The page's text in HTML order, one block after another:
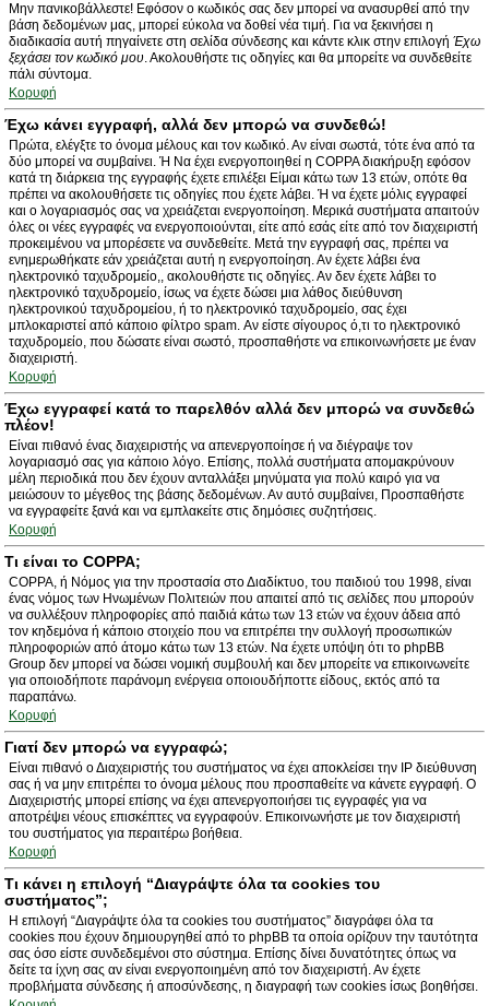
Μην πανικοβάλλεστε! Εφόσον ο κωδικός σας δεν μπορεί να ανασυρθεί από την
βάση δεδομένων μας, μπορεί εύκολα να δοθεί νέα τιμή. Για να ξεκινήσει η
διαδικασία αυτή πηγαίνετε στη σελίδα σύνδεσης και κάντε κλικ στην επιλογή Έχω
ξεχάσει τον κωδικό μου. Ακολουθήστε τις οδηγίες και θα μπορείτε να συνδεθείτε
πάλι σύντομα.
Κορυφή
Έχω κάνει εγγραφή, αλλά δεν μπορώ να συνδεθώ!
Πρώτα, ελέγξτε το όνομα μέλους και τον κωδικό. Αν είναι σωστά, τότε ένα από τα
δύο μπορεί να συμβαίνει. Ή Να έχει ενεργοποιηθεί η COPPA διακήρυξη εφόσον
κατά τη διάρκεια της εγγραφής έχετε επιλέξει Είμαι κάτω των 13 ετών, οπότε θα
πρέπει να ακολουθήσετε τις οδηγίες που έχετε λάβει. Ή να έχετε μόλις εγγραφεί
και ο λογαριασμός σας να χρειάζεται ενεργοποίηση. Μερικά συστήματα απαιτούν
όλες οι νέες εγγραφές να ενεργοποιούνται, είτε από εσάς είτε από τον διαχειριστή
προκειμένου να μπορέσετε να συνδεθείτε. Μετά την εγγραφή σας, πρέπει να
ενημερωθήκατε εάν χρειάζεται αυτή η ενεργοποίηση. Αν έχετε λάβει ένα
ηλεκτρονικό ταχυδρομείο,, ακολουθήστε τις οδηγίες. Αν δεν έχετε λάβει το
ηλεκτρονικό ταχυδρομείο, ίσως να έχετε δώσει μια λάθος διεύθυνση
ηλεκτρονικού ταχυδρομείου, ή το ηλεκτρονικό ταχυδρομείο, σας έχει
μπλοκαριστεί από κάποιο φίλτρο spam. Αν είστε σίγουρος ό,τι το ηλεκτρονικό
ταχυδρομείο, που δώσατε είναι σωστό, προσπαθήστε να επικοινωνήσετε με έναν
διαχειριστή.
Κορυφή
Έχω εγγραφεί κατά το παρελθόν αλλά δεν μπορώ να συνδεθώ
πλέον!
Είναι πιθανό ένας διαχειριστής να απενεργοποίησε ή να διέγραψε τον
λογαριασμό σας για κάποιο λόγο. Επίσης, πολλά συστήματα απομακρύνουν
μέλη περιοδικά που δεν έχουν ανταλλάξει μηνύματα για πολύ καιρό για να
μειώσουν το μέγεθος της βάσης δεδομένων. Αν αυτό συμβαίνει, Προσπαθήστε
να εγγραφείτε ξανά και να εμπλακείτε στις δημόσιες συζητήσεις.
Κορυφή
Τι είναι το COPPA;
COPPA, ή Νόμος για την προστασία στο Διαδίκτυο, του παιδιού του 1998, είναι
ένας νόμος των Ηνωμένων Πολιτειών που απαιτεί από τις σελίδες που μπορούν
να συλλέξουν πληροφορίες από παιδιά κάτω των 13 ετών να έχουν άδεια από
τον κηδεμόνα ή κάποιο στοιχείο που να επιτρέπει την συλλογή προσωπικών
πληροφοριών από άτομο κάτω των 13 ετών. Να έχετε υπόψη ότι το phpBB
Group δεν μπορεί να δώσει νομική συμβουλή και δεν μπορείτε να επικοινωνείτε
για οποιοδήποτε παράνομη ενέργεια οποιουδήποττε είδους, εκτός από τα
παραπάνω.
Κορυφή
Γιατί δεν μπορώ να εγγραφώ;
Είναι πιθανό ο Διαχειριστής του συστήματος να έχει αποκλείσει την IP διεύθυνση
σας ή να μην επιτρέπει το όνομα μέλους που προσπαθείτε να κάνετε εγγραφή. Ο
Διαχειριστής μπορεί επίσης να έχει απενεργοποιήσει τις εγγραφές για να
αποτρέψει νέους επισκέπτες να εγγραφούν. Επικοινωνήστε με τον διαχειριστή
του συστήματος για περαιτέρω βοήθεια.
Κορυφή
Τι κάνει η επιλογή “Διαγράψτε όλα τα cookies του
συστήματος”;
Η επιλογή “Διαγράψτε όλα τα cookies του συστήματος” διαγράφει όλα τα
cookies που έχουν δημιουργηθεί από το phpBB τα οποία ορίζουν την ταυτότητα
σας όσο είστε συνδεδεμένοι στο σύστημα. Επίσης δίνει δυνατότητες όπως να
δείτε τα ίχνη σας αν είναι ενεργοποιημένη από τον διαχειριστή. Αν έχετε
προβλήματα σύνδεσης ή αποσύνδεσης, η διαγραφή των cookies ίσως βοηθήσει.